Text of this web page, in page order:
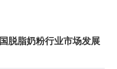
脱脂奶粉行业市场发展